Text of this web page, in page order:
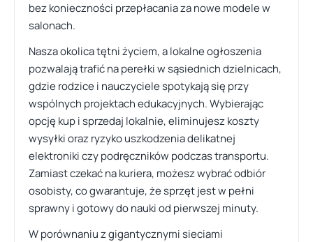
bez konieczności przepłacania za nowe modele w
salonach.
Nasza okolica tętni życiem, a lokalne ogłoszenia
pozwalają trafić na perełki w sąsiednich dzielnicach,
gdzie rodzice i nauczyciele spotykają się przy
wspólnych projektach edukacyjnych. Wybierając
opcję kup i sprzedaj lokalnie, eliminujesz koszty
wysyłki oraz ryzyko uszkodzenia delikatnej
elektroniki czy podręczników podczas transportu.
Zamiast czekać na kuriera, możesz wybrać odbiór
osobisty, co gwarantuje, że sprzęt jest w pełni
sprawny i gotowy do nauki od pierwszej minuty.
W porównaniu z gigantycznymi sieciami